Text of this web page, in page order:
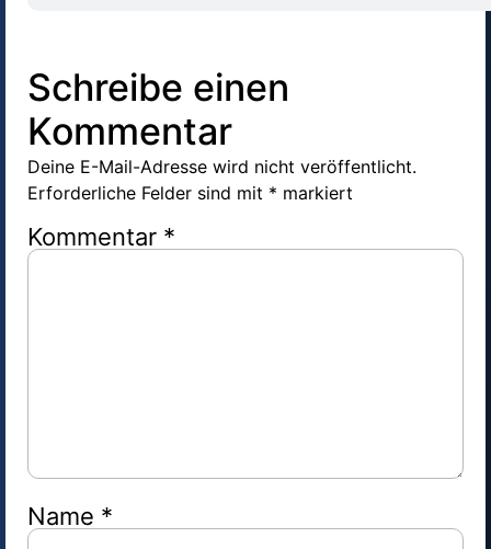
Schreibe einen
Kommentar
Deine E-Mail-Adresse wird nicht veröffentlicht.
Erforderliche Felder sind mit * markiert
Kommentar *
Name *